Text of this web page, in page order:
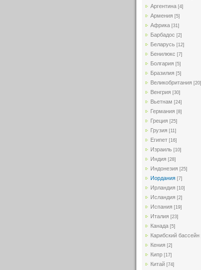
Аргентина [4]
Армения [5]
Африка [31]
Барбадос [2]
Беларусь [12]
Бенилюкс [7]
Болгария [5]
Бразилия [5]
Великобритания [20]
Венгрия [30]
Вьетнам [24]
Германия [8]
Греция [25]
Грузия [11]
Египет [16]
Израиль [10]
Индия [28]
Индонезия [25]
Иордания [7]
Ирландия [10]
Исландия [2]
Испания [19]
Италия [23]
Канада [5]
Карибский бассейн
Кения [2]
Кипр [17]
Китай [74]